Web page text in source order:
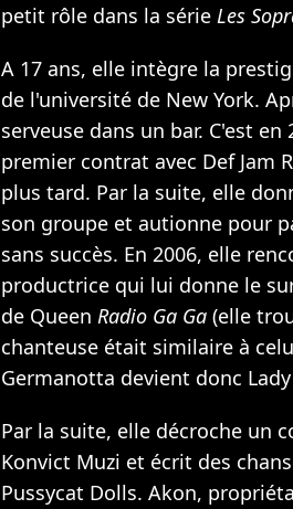
petit rôle dans la série Les
A 17 ans, elle intègre la
de l'université de New York.
serveuse dans un bar. C'est
premier contrat avec Def Jam
plus tard. Par la suite, elle
son groupe et autionne pour
sans succès. En 2006, elle
productrice qui lui donne le
de Queen Radio Ga Ga (elle
chanteuse était similaire à
Germanotta devient donc Lady
Par la suite, elle décroche un
Konvict Muzi et écrit des
Pussycat Dolls. Akon,